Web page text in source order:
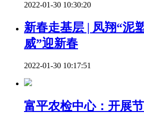
2022-01-30 10:30:20
新春走基层 | 凤翔“泥
威”迎新春
2022-01-30 10:17:51
富平农检中心：开展